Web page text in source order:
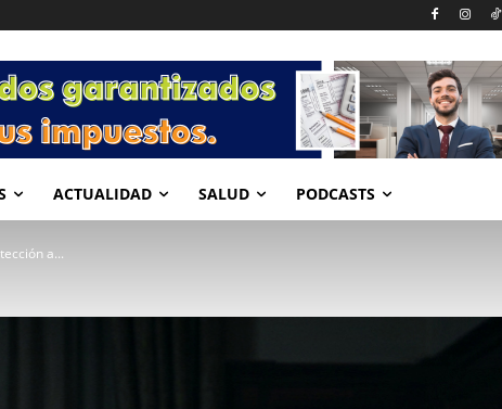
ACTUALIDAD SALUD PODCASTS
a...